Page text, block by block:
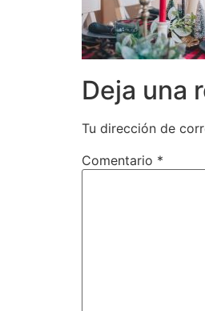
Deja una
Tu dirección de
Comentario *